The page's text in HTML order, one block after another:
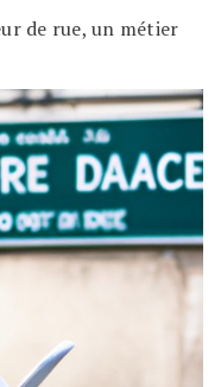
de rue, un métier